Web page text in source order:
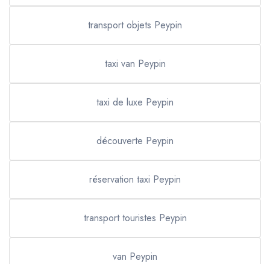
transport objets Peypin
taxi van Peypin
taxi de luxe Peypin
découverte Peypin
réservation taxi Peypin
transport touristes Peypin
van Peypin